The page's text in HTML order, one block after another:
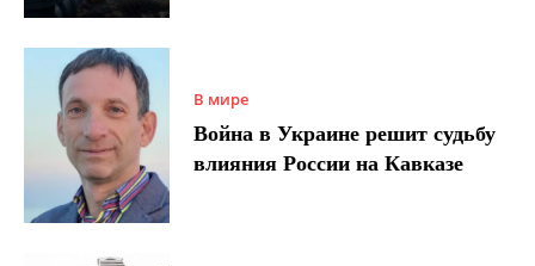
В мире
Война в Украине решит судьбу
влияния России на Кавказе